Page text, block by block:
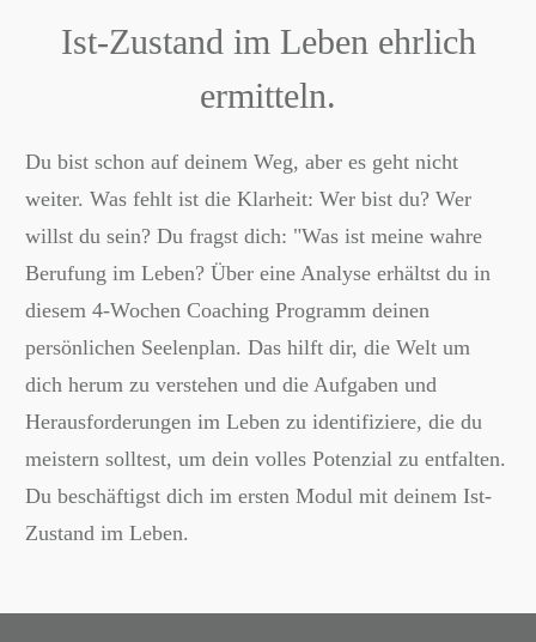
Ist-Zustand im Leben ehrlich
ermitteln.
Du bist schon auf deinem Weg, aber es geht nicht
weiter. Was fehlt ist die Klarheit: Wer bist du? Wer
willst du sein? Du fragst dich: "Was ist meine wahre
Berufung im Leben? Über eine Analyse erhältst du in
diesem 4-Wochen Coaching Programm deinen
persönlichen Seelenplan. Das hilft dir, die Welt um
dich herum zu verstehen und die Aufgaben und
Herausforderungen im Leben zu identifiziere, die du
meistern solltest, um dein volles Potenzial zu entfalten.
Du beschäftigst dich im ersten Modul mit deinem Ist-
Zustand im Leben.